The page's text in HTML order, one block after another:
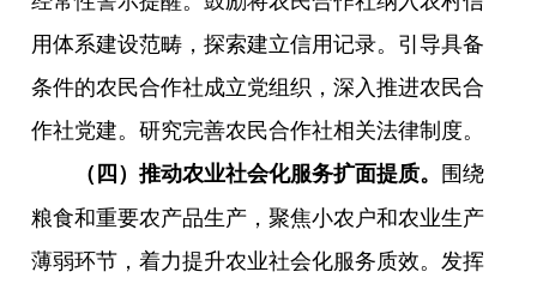
用体系建设范畴，探索建立信用记录。引导具备
条件的农民合作社成立党组织，深入推进农民合
作社党建。研究完善农民合作社相关法律制度。
（四）推动农业社会化服务扩面提质。 围绕
粮食和重要农产品生产，聚焦小农户和农业生产
薄弱环节，着力提升农业社会化服务质效。发挥